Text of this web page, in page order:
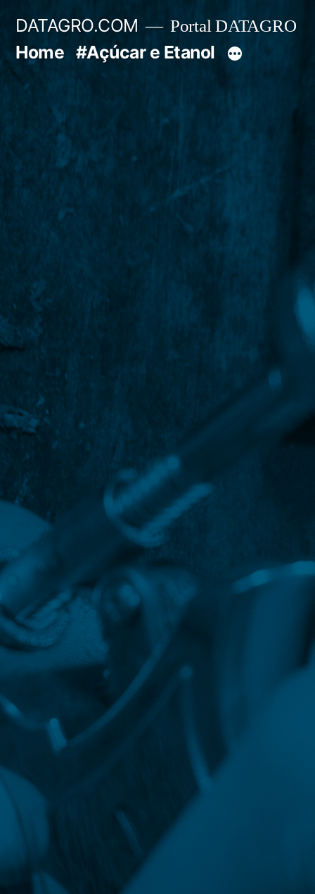
o
conteúdo
DATAGRO.COM Portal DATAGRO
Home #Açúcar e Etanol